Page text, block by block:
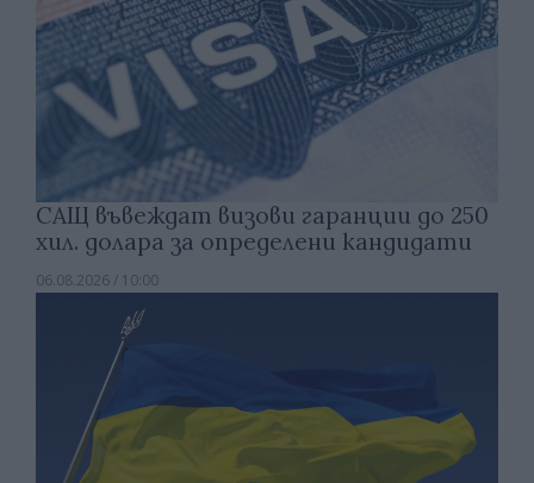
САЩ въвеждат визови гаранции до 250
хил. долара за определени кандидати
06.08.2026 / 10:00